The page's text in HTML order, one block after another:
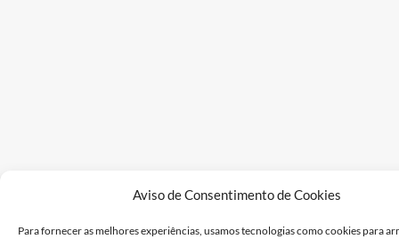
Aviso de Consentimento de Cookies
Para fornecer as melhores experiências, usamos tecnologias como cookies para